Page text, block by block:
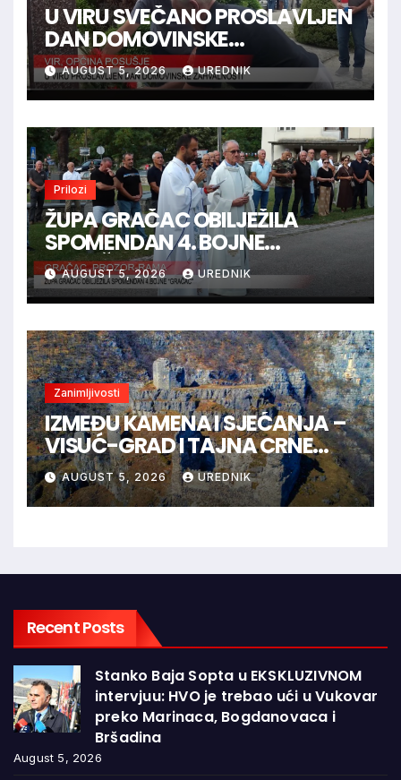
U VIRU SVEČANO PROSLAVLJEN
DAN DOMOVINSKE
ZAHVALNOSTI
AUGUST 5, 2026 UREDNIK
Prilozi
ŽUPA GRAČAC OBILJEŽILA
SPOMENDAN 4. BOJNE
“GRAČAC”
AUGUST 5, 2026 UREDNIK
Zanimljivosti
IZMEĐU KAMENA I SJEĆANJA –
VISUĆ-GRAD I TAJNA CRNE
KRALJICE
AUGUST 5, 2026 UREDNIK
Recent Posts
Stanko Baja Sopta u EKSKLUZIVNOM
intervjuu: HVO je trebao ući u Vukovar
preko Marinaca, Bogdanovaca i
Bršadina
August 5, 2026